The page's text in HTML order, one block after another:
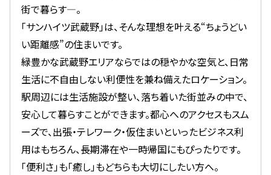
街で暮らす―。
「サンハイツ武蔵野」は、そんな理想を叶える“ちょうどい
い距離感”の住まいです。
緑豊かな武蔵野エリアならではの穏やかな空気と、日常
生活に不自由しない利便性を兼ね備えたロケーション。
駅周辺には生活施設が整い、落ち着いた街並みの中で、
安心して暮らすことができます。都心へのアクセスもスム
ーズで、出張・テレワーク・仮住まいといったビジネス利
用はもちろん、長期滞在や一時帰国にもぴったりです。
「便利さ」も「癒し」もどちらも大切にしたい方へ。